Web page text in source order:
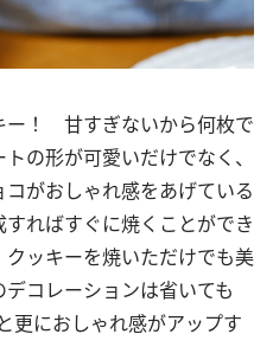
ー！ 甘すぎないから何枚で
の形が可愛いだけでなく、
がおしゃれ感をあげている
ればすぐに焼くことができ
ッキーを焼いただけでも美
コレーションは省いても
におしゃれ感がアップす